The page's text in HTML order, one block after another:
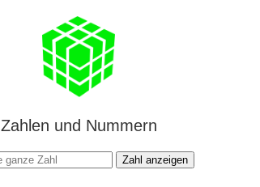
Zahlen und Nummern
Zahl anzeigen